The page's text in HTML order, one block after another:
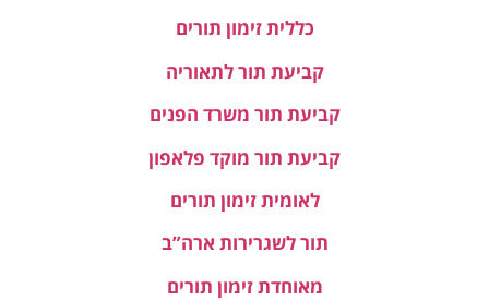
כללית זימון תורים
קביעת תור לתאוריה
קביעת תור משרד הפנים
קביעת תור מוקד פלאפון
לאומית זימון תורים
תור לשגרירות ארה”ב
מאוחדת זימון תורים